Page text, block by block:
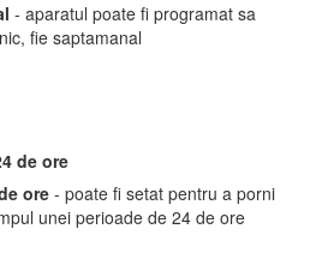
- aparatul poate fi programat sa
fie saptamanal
ore - poate fi setat pentru a porni
unei perioade de 24 de ore